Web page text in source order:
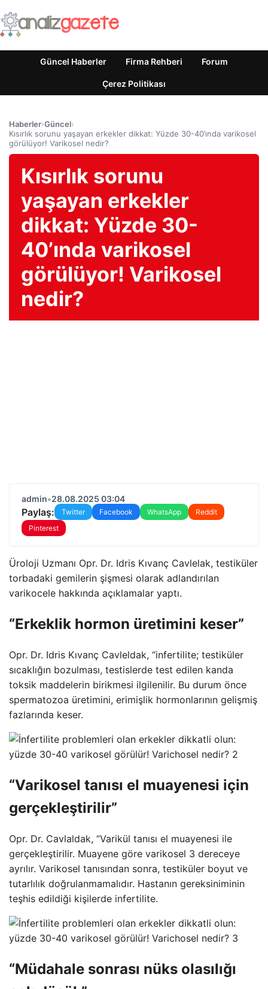
Güncel Haberler Firma Rehberi Forum
Çerez Politikası
Haberler›Güncel›
Kısırlık sorunu yaşayan erkekler dikkat: Yüzde 30-40’ında varikosel
görülüyor! Varikosel nedir?
Kısırlık sorunu
yaşayan erkekler
dikkat: Yüzde 30-
40’ında varikosel
görülüyor! Varikosel
nedir?
admin•28.08.2025 03:04
Paylaş: Twitter Facebook WhatsApp
Reddit
Pinterest
Üroloji Uzmanı Opr. Dr. Idris Kıvanç Cavlelak, testiküler
torbadaki gemilerin şişmesi olarak adlandırılan
varikocele hakkında açıklamalar yaptı.
“Erkeklik hormon üretimini keser”
Opr. Dr. Idris Kıvanç Cavleldak, “infertilite; testiküler
sıcaklığın bozulması, testislerde test edilen kanda
toksik maddelerin birikmesi ilgilenilir. Bu durum önce
spermatozoa üretimini, erimişlik hormonlarının gelişmiş
fazlarında keser.
“Varikosel tanısı el muayenesi için
gerçekleştirilir”
Opr. Dr. Cavlaldak, “Varikül tanısı el muayenesi ile
gerçekleştirilir. Muayene göre varikosel 3 dereceye
ayrılır. Varikosel tanısından sonra, testiküler boyut ve
tutarlılık doğrulanmamalıdır. Hastanın gereksiniminin
teşhis edildiği kişilerde infertilite.
“Müdahale sonrası nüks olasılığı